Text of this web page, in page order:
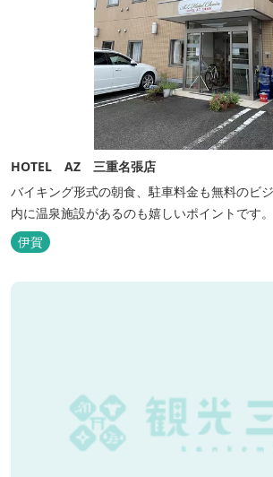
HOTEL AZ 三重名張店
バイキング形式の朝食、駐車料金も無料のビ
内に温泉施設があるのも嬉しいポイントです。
伊賀